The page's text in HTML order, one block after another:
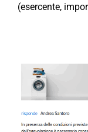
(esercente,